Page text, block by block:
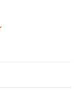
程度高達260℃。
，清洗方便。